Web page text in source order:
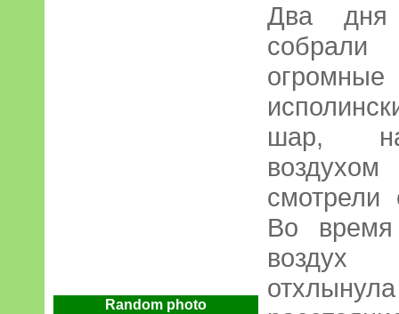
Random photo
Два дня
собрали
шар,
смотрели
Во
воздух